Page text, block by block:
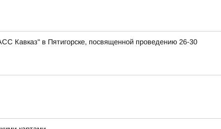
Кавказ" в Пятигорске, посвященной проведению 26-30